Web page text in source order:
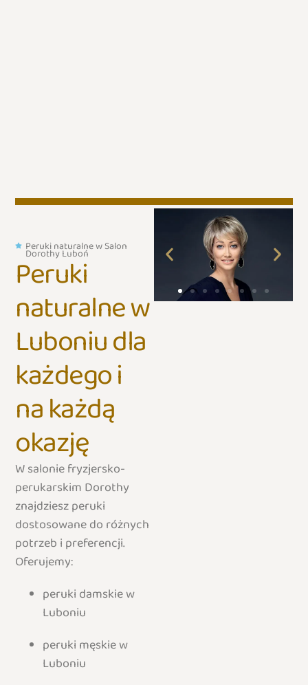
Peruki naturalne w Salon
Dorothy Luboń
Peruki
naturalne w
Luboniu dla
każdego i
na każdą
okazję
W salonie fryzjersko-
perukarskim Dorothy
znajdziesz peruki
dostosowane do różnych
potrzeb i preferencji.
Oferujemy:
peruki damskie w
Luboniu
peruki męskie w
Luboniu